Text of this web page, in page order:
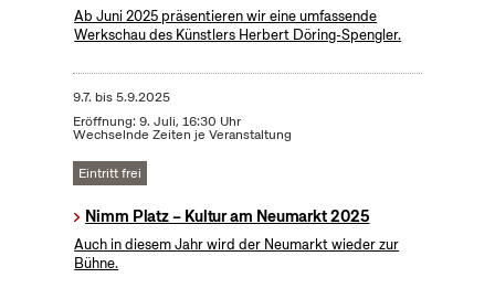
Ab Juni 2025 präsentieren wir eine umfassende
Werkschau des Künstlers Herbert Döring-Spengler.
9.7. bis5.9.2025
Eröffnung: 9. Juli, 16:30 Uhr
Wechselnde Zeiten je Veranstaltung
Eintritt frei
Nimm Platz – Kultur am Neumarkt 2025
Auch in diesem Jahr wird der Neumarkt wieder zur
Bühne.